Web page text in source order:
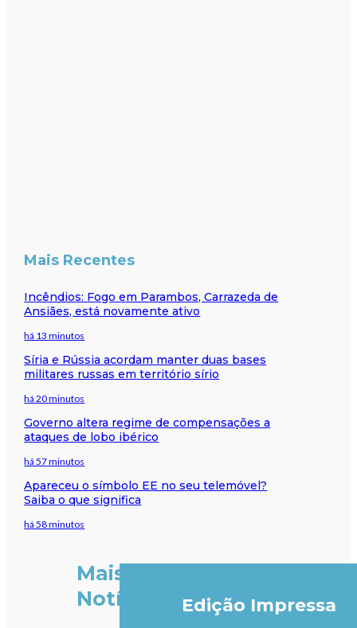
Mais Recentes
Incêndios: Fogo em Parambos, Carrazeda de
Ansiães, está novamente ativo
há 13 minutos
Síria e Rússia acordam manter duas bases
militares russas em território sírio
há 20 minutos
Governo altera regime de compensações a
ataques de lobo ibérico
há 57 minutos
Apareceu o símbolo EE no seu telemóvel?
Saiba o que significa
há 58 minutos
Mais
Notícias
Edição Impressa